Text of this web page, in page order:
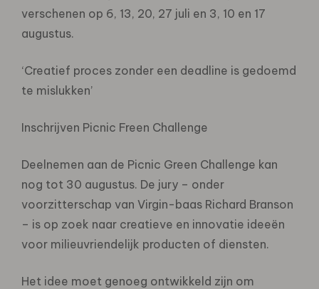
verschenen op 6, 13, 20, 27 juli en 3, 10 en 17
augustus.
‘Creatief proces zonder een deadline is gedoemd
te mislukken’
Inschrijven Picnic Freen Challenge
Deelnemen aan de Picnic Green Challenge kan
nog tot 30 augustus. De jury – onder
voorzitterschap van Virgin-baas Richard Branson
– is op zoek naar creatieve en innovatie ideeën
voor milieuvriendelijk producten of diensten.
Het idee moet genoeg ontwikkeld zijn om